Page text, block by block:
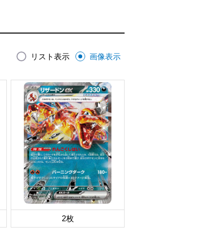
リスト表示 画像表示
2枚